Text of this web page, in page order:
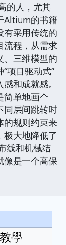
的人，尤其
Altium的书籍
有采用传统的
流程，从需求
、三维模型的
项目驱动式”
和成就感。
简单地画个
同层间跳转时
的规则约束来
极大地降低了
线和机械结
像是一个高保
學